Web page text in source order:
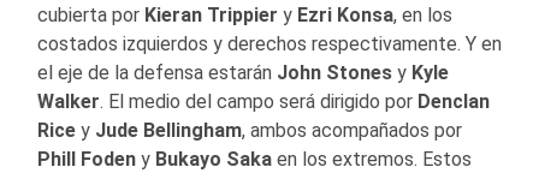
cubierta por Kieran Trippier y Ezri Konsa, en los
costados izquierdos y derechos respectivamente. Y en
el eje de la defensa estarán John Stones y Kyle
Walker. El medio del campo será dirigido por Denclan
Rice y Jude Bellingham, ambos acompañados por
Phill Foden y Bukayo Saka en los extremos. Estos